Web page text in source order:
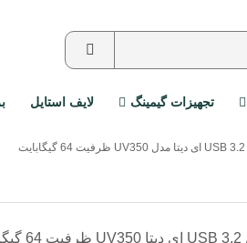
تجهیزات گیمینگ لایف استایل